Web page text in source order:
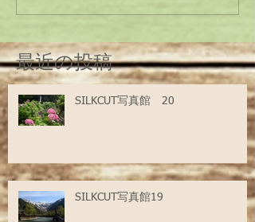
最近の投稿
SILKCUT写真館 20
SILKCUT写真館19